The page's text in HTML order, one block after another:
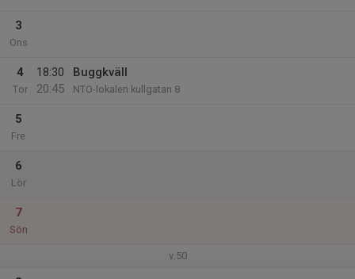
3
Ons
4
Tor
18:30
20:45
Buggkväll
NTO-lokalen kullgatan 8
5
Fre
6
Lör
7
Sön
v.50